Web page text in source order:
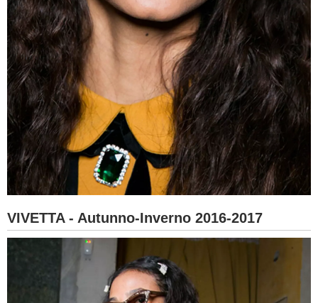
VIVETTA - Autunno-Inverno 2016-2017